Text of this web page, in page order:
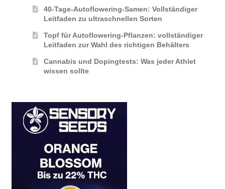
40-Tage-Autoflowering-Samen: Vollständiger
Leitfaden zu ultraschnellen Sorten
Topf für Autoflowering-Pflanzen: vollständiger
Leitfaden zur Wahl des richtigen Behälters
Cannabis und Dopingtests: Was jeder Athlet
wissen sollte